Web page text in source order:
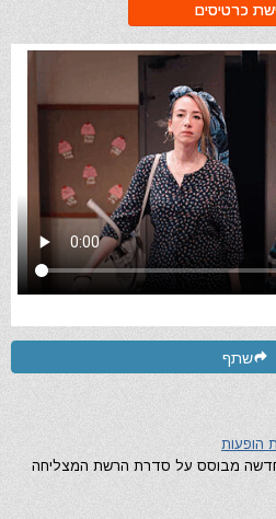
כרטיסים
שתף
הופעות
חדשה מבוסס על סדרת הרשת המצליחה